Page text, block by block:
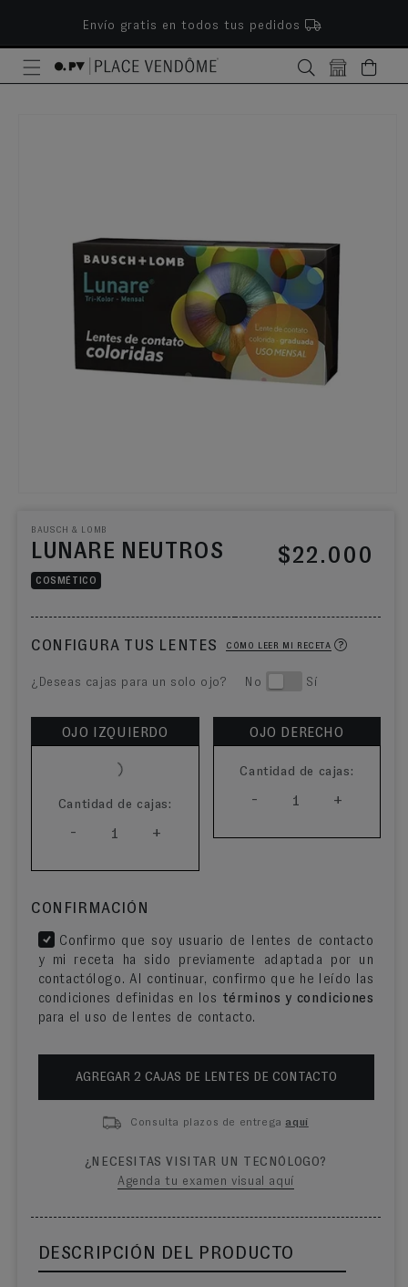
al contenido
Envío gratis en todos tus pedidos
Bolsa
BAUSCH & LOMB
LUNARE NEUTROS
COSMÉTICO
Precio habitual
$22.000
CONFIGURA TUS LENTES CÓMO LEER MI RECETA
¿Deseas cajas para un solo ojo? No Sí
OJO IZQUIERDO
Cantidad de cajas:
- 1 +
OJO DERECHO
Cantidad de cajas:
- 1 +
CONFIRMACIÓN
Confirmo que soy usuario de lentes de contacto
y mi receta ha sido previamente adaptada por un
contactólogo. Al continuar, confirmo que he leído las
condiciones definidas en los términos y condiciones
para el uso de lentes de contacto.
AGREGAR 2 CAJAS DE LENTES DE CONTACTO
Consulta plazos de entrega aquí
¿NECESITAS VISITAR UN TECNÓLOGO?
Agenda tu examen visual aquí
DESCRIPCIÓN DEL PRODUCTO